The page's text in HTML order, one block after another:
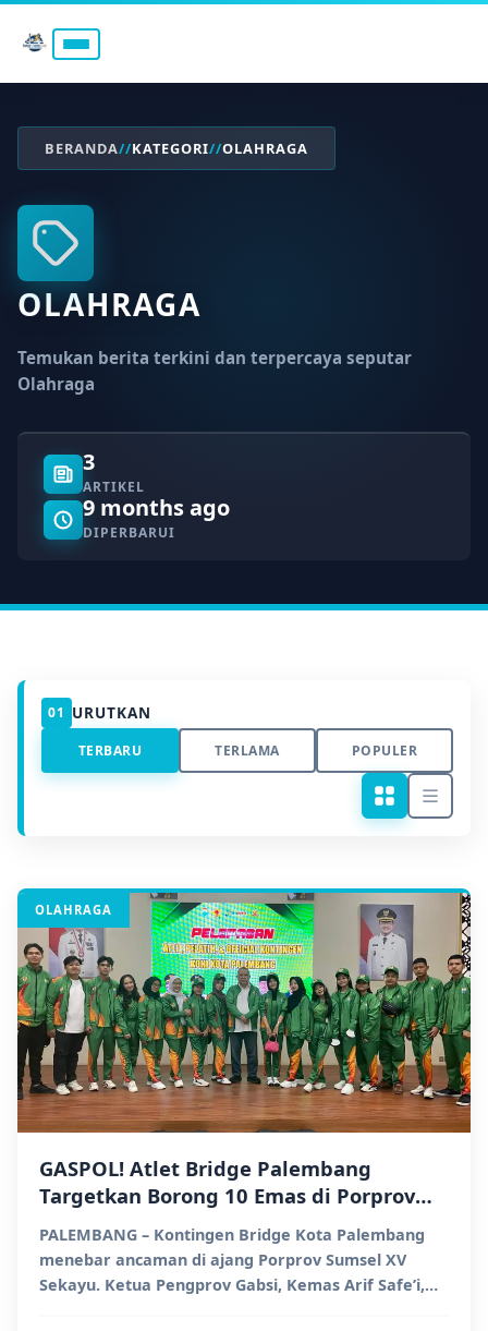
BERANDA//KATEGORI//OLAHRAGA
OLAHRAGA
Temukan berita terkini dan terpercaya seputar
Olahraga
3
ARTIKEL
9 months ago
DIPERBARUI
01 URUTKAN
TERBARU TERLAMA POPULER
OLAHRAGA
GASPOL! Atlet Bridge Palembang
Targetkan Borong 10 Emas di Porprov
Sumsel XV
PALEMBANG – Kontingen Bridge Kota Palembang
menebar ancaman di ajang Porprov Sumsel XV
Sekayu. Ketua Pengprov Gabsi, Kemas Arif Safe’i,